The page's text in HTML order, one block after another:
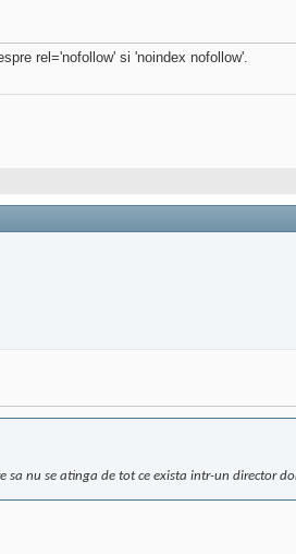
rel='nofollow' si 'noindex nofollow'.
sa nu se atinga de tot ce exista intr-un director